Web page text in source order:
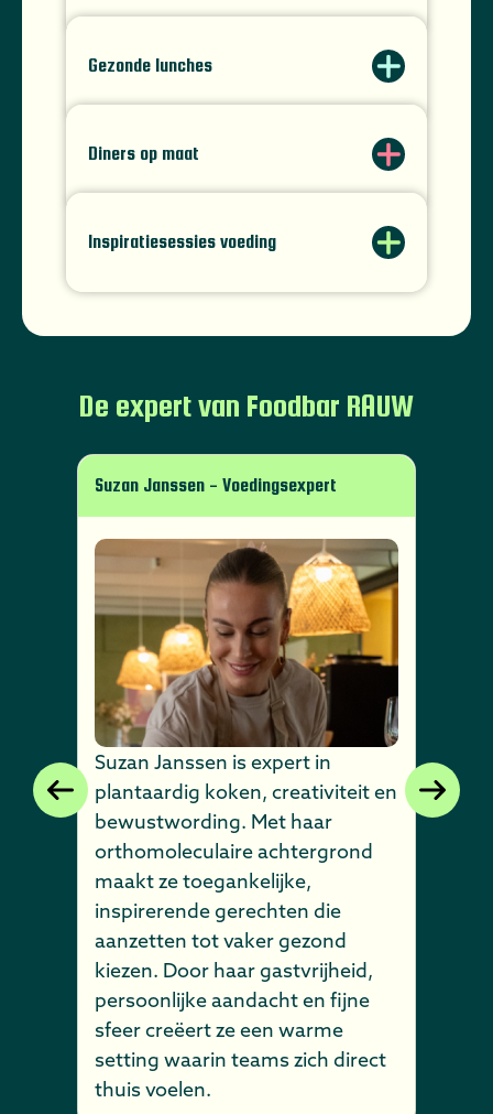
Gezonde lunches
Diners op maat
Inspiratiesessies voeding
De expert van Foodbar RAUW
Suzan Janssen - Voedingsexpert
Suzan Janssen is expert in
plantaardig koken, creativiteit en
bewustwording. Met haar
orthomoleculaire achtergrond
maakt ze toegankelijke,
inspirerende gerechten die
aanzetten tot vaker gezond
kiezen. Door haar gastvrijheid,
persoonlijke aandacht en fijne
sfeer creëert ze een warme
setting waarin teams zich direct
thuis voelen.